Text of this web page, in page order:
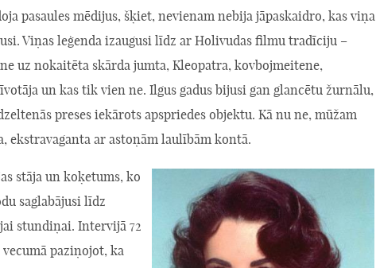
pasaules mēdijus, šķiet, nevienam nebija jāpaskaidro, kas viņa
Viņas leģenda izaugusi līdz ar Holivudas filmu tradīciju –
uz nokaitēta skārda jumta, Kleopatra, kovbojmeitene,
un kas tik vien ne. Ilgus gadus bijusi gan glancētu žurnālu,
preses iekārots apspriedes objektu. Kā nu ne, mūžam
ekstravaganta ar astoņām laulībām kontā.
stāja un koķetums, ko
saglabājusi līdz
stundiņai. Intervijā 72
vecumā paziņojot, ka